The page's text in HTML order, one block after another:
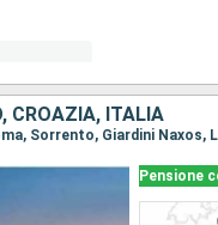
CROAZIA, ITALIA
Sorrento, Giardini Naxos,
Pensione